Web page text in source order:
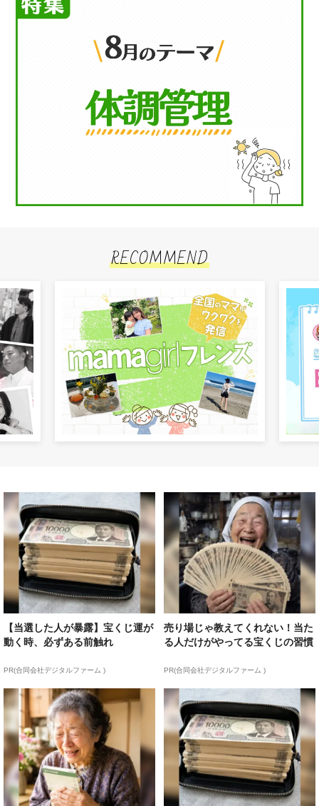
RECOMMEND
【当選した人が暴露】宝くじ運が
動く時、必ずある前触れ
PR(合同会社デジタルファーム )
売り場じゃ教えてくれない！当た
る人だけがやってる宝くじの習慣
PR(合同会社デジタルファーム )